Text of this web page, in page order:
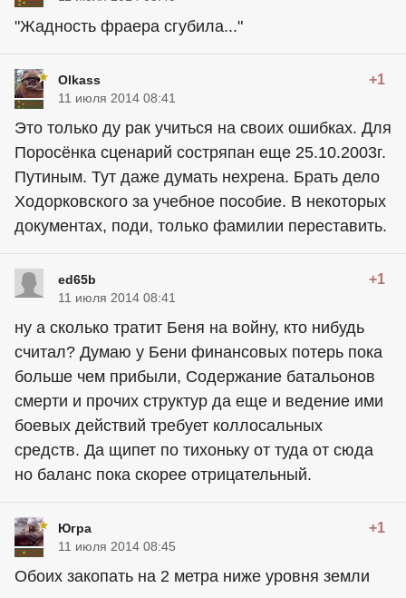
"Жадность фраера сгубила..."
Olkass +1
11 июля 2014 08:41
Это только ду рак учиться на своих ошибках. Для
Поросёнка сценарий состряпан еще 25.10.2003г.
Путиным. Тут даже думать нехрена. Брать дело
Ходорковского за учебное пособие. В некоторых
документах, поди, только фамилии переставить.
ed65b +1
11 июля 2014 08:41
ну а сколько тратит Беня на войну, кто нибудь
считал? Думаю у Бени финансовых потерь пока
больше чем прибыли, Содержание батальонов
смерти и прочих структур да еще и ведение ими
боевых действий требует коллосальных
средств. Да щипет по тихоньку от туда от сюда
но баланс пока скорее отрицательный.
Югра +1
11 июля 2014 08:45
Обоих закопать на 2 метра ниже уровня земли